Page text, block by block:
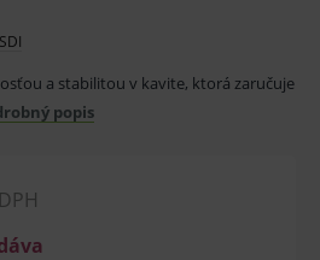
SDI
a stabilitou v kavite, ktorá zaručuje
popis